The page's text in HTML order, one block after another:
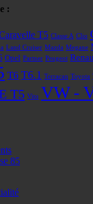
:
T5 Classe A Clio
Land Cruiser Mazda Megane
Opel Partner Peugeot
T6 T6.1 Terracan Toyota
T5 Vito VW -
85